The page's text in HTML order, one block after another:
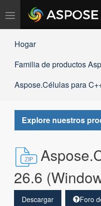
Alternar
navegación
Hogar
Familia de productos
Aspose.Células para
Explore nuestros
26.6
Descargar Foro